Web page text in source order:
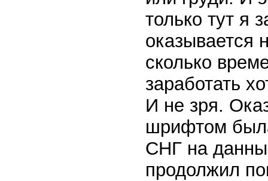
только тут я
оказывается
сколько
заработать
И не зря.
шрифтом
СНГ на
продолжил